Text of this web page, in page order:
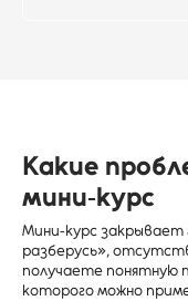
Какие
мини‑курс
Мини‑курс закрывает
разберусь»,
получаете понятную
которого можно